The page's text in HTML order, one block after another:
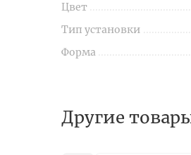
Цвет
Тип установки
Форма
Другие